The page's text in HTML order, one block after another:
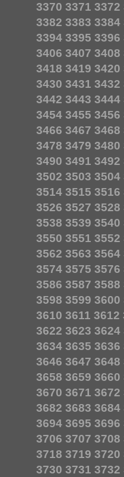
3370 3371 3372
3382 3383 3384
3394 3395 3396
3406 3407 3408
3418 3419 3420
3430 3431 3432
3442 3443 3444
3454 3455 3456
3466 3467 3468
3478 3479 3480
3490 3491 3492
3502 3503 3504
3514 3515 3516
3526 3527 3528
3538 3539 3540
3550 3551 3552
3562 3563 3564
3574 3575 3576
3586 3587 3588
3598 3599 3600
3610 3611 3612
3622 3623 3624
3634 3635 3636
3646 3647 3648
3658 3659 3660
3670 3671 3672
3682 3683 3684
3694 3695 3696
3706 3707 3708
3718 3719 3720
3730 3731 3732